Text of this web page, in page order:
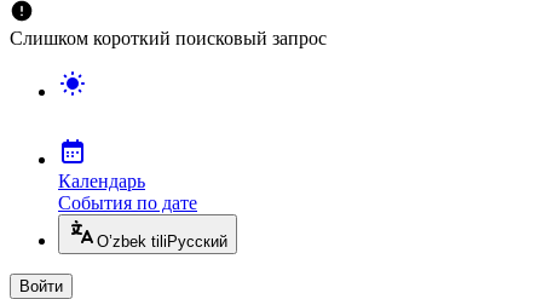
Слишком короткий поисковый запрос
Календарь
События по дате
O’zbek tili Русский
Войти